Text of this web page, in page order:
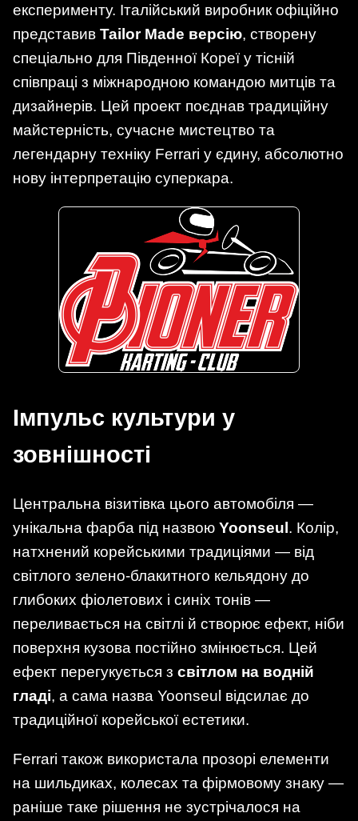
експерименту. Італійський виробник офіційно
представив Tailor Made версію, створену
спеціально для Південної Кореї у тісній
співпраці з міжнародною командою митців та
дизайнерів. Цей проект поєднав традиційну
майстерність, сучасне мистецтво та
легендарну техніку Ferrari у єдину, абсолютно
нову інтерпретацію суперкара.
Імпульс культури у
зовнішності
Центральна візитівка цього автомобіля —
унікальна фарба під назвою Yoonseul. Колір,
натхнений корейськими традиціями — від
світлого зелено-блакитного кельядону до
глибоких фіолетових і синіх тонів —
переливається на світлі й створює ефект, ніби
поверхня кузова постійно змінюється. Цей
ефект перегукується з світлом на водній
гладі, а сама назва Yoonseul відсилає до
традиційної корейської естетики.
Ferrari також використала прозорі елементи
на шильдиках, колесах та фірмовому знаку —
раніше таке рішення не зустрічалося на